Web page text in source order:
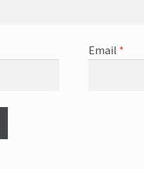
Email *